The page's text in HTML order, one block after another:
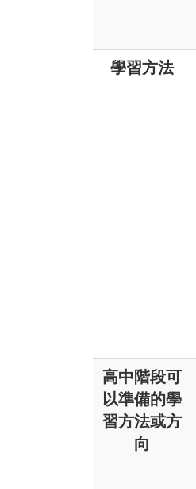
學習方法
高中階段可
以準備的學
習方法或方
向